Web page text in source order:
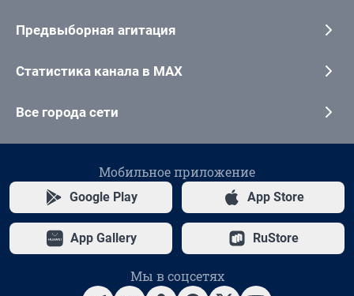
Предвыборная агитация
Статистика канала в MAX
Все города сети
Мобильное приложение
Google Play App Store
App Gallery RuStore
Мы в соцсетях